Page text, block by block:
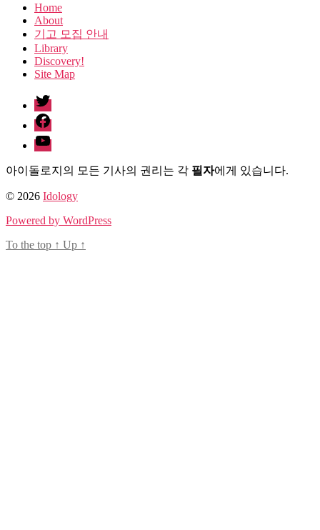
Home
About
기고 모집 안내
Library
Discovery!
Site Map
twitter
facebook
Youtube
아이돌로지의 모든 기사의 권리는 각 필자에게 있습니다.
© 2026 Idology
Powered by WordPress
To the top ↑ Up ↑